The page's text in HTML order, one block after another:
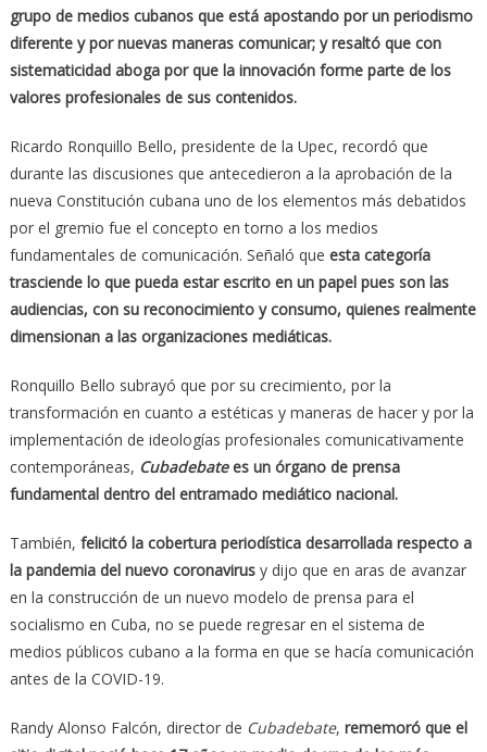
grupo de medios cubanos que está apostando por un periodismo
diferente y por nuevas maneras comunicar; y resaltó que con
sistematicidad aboga por que la innovación forme parte de los
valores profesionales de sus contenidos.
Ricardo Ronquillo Bello, presidente de la Upec, recordó que
durante las discusiones que antecedieron a la aprobación de la
nueva Constitución cubana uno de los elementos más debatidos
por el gremio fue el concepto en torno a los medios
fundamentales de comunicación. Señaló que esta categoría
trasciende lo que pueda estar escrito en un papel pues son las
audiencias, con su reconocimiento y consumo, quienes realmente
dimensionan a las organizaciones mediáticas.
Ronquillo Bello subrayó que por su crecimiento, por la
transformación en cuanto a estéticas y maneras de hacer y por la
implementación de ideologías profesionales comunicativamente
contemporáneas, Cubadebatees un órgano de prensa
fundamental dentro del entramado mediático nacional.
También, felicitó la cobertura periodística desarrollada respecto a
la pandemia del nuevo coronavirusy dijo que en aras de avanzar
en la construcción de un nuevo modelo de prensa para el
socialismo en Cuba, no se puede regresar en el sistema de
medios públicos cubano a la forma en que se hacía comunicación
antes de la COVID-19.
Randy Alonso Falcón, director de Cubadebate, rememoró que el